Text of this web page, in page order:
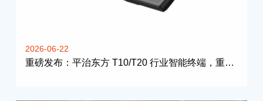
2026-06-22
重磅发布：平治东方 T10/T20 行业智能终端，重新定义高效通信